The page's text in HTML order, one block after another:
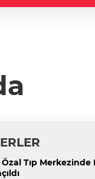
Tıp Merkezinde